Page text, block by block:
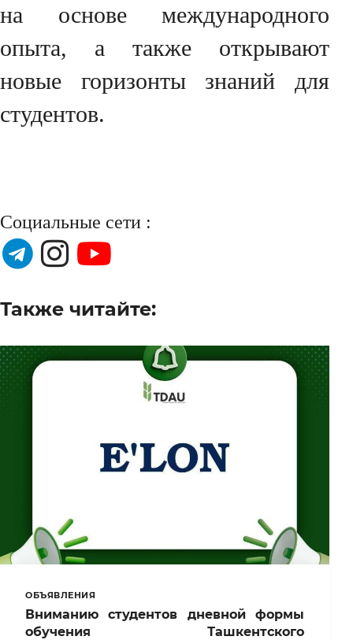
на основе международного
опыта, а также открывают
новые горизонты знаний для
студентов.
Социальные сети :
Также читайте:
ОБЪЯВЛЕНИЯ
Вниманию студентов дневной формы
обучения Ташкентского